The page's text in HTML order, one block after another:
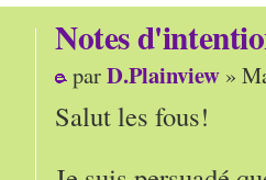
Notes
parD.Plainview »
Salut les fous!